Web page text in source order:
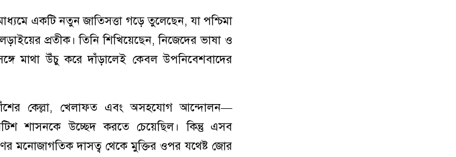
একটি নতুন জাতিসত্তা গড়ে তুলেছেন, যা পশ্চিমা
প্রতীক। তিনি শিখিয়েছেন, নিজেদের ভাষা ও
মাথা উঁচু করে দাঁড়ালেই কেবল উপনিবেশবাদের
বাঁশের কেল্লা, খেলাফত এবং অসহযোগ আন্দোলন—
শাসনকে উচ্ছেদ করতে চেয়েছিল। কিন্তু এসব
মনোজাগতিক দাসত্ব থেকে মুক্তির ওপর যথেষ্ট জোর